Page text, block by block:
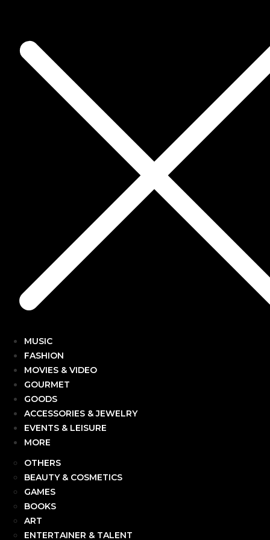
MUSIC
FASHION
MOVIES & VIDEO
GOURMET
GOODS
ACCESSORIES & JEWELRY
EVENTS & LEISURE
MORE
OTHERS
BEAUTY & COSMETICS
GAMES
BOOKS
ART
ENTERTAINER & TALENT